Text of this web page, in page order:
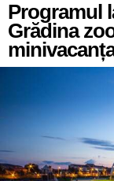
Programul
Grădina